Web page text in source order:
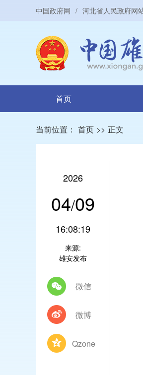
中国政府网 / 河北省人民政府网
首页
当前位置： 首页 >> 正文
2026
04/09
16:08:19
来源:
雄安发布
微信
微博
Qzone